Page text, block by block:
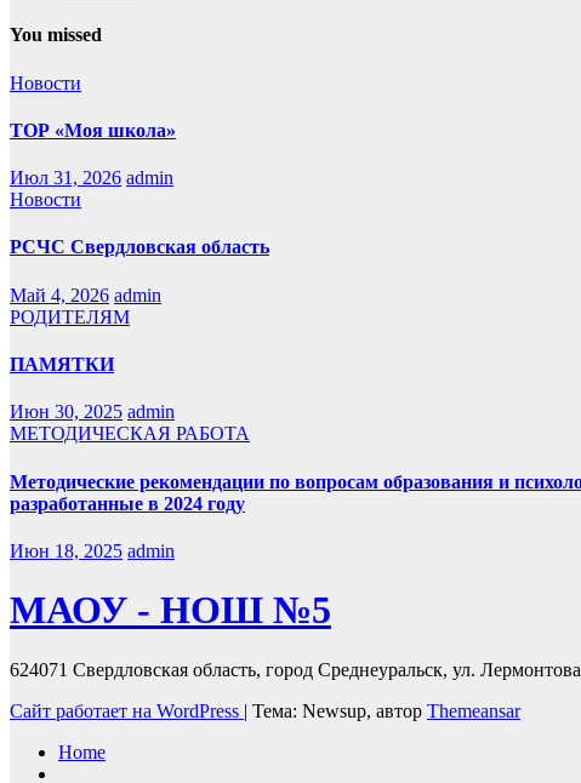
You missed
Новости
ТОР «Моя школа»
Июл 31, 2026 admin
Новости
РСЧС Свердловская область
Май 4, 2026 admin
РОДИТЕЛЯМ
ПАМЯТКИ
Июн 30, 2025 admin
МЕТОДИЧЕСКАЯ РАБОТА
Методические рекомендации по вопросам образования и
разработанные в 2024 году
Июн 18, 2025 admin
МАОУ - НОШ №5
624071 Свердловская область, город Среднеуральск, ул.
Сайт работает на WordPress | Тема: Newsup, автор Themeansar
Home